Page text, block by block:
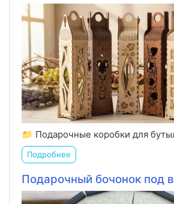
📁 Подарочные коробки для
Подробнее
Подарочный бочонок под